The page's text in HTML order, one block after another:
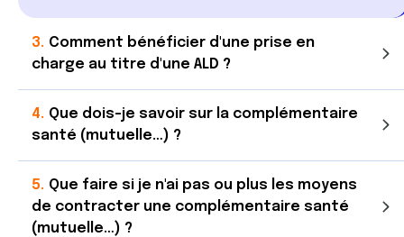
Comment bénéficier d'une prise en
charge au titre d'une ALD ?
Que dois-je savoir sur la complémentaire
santé (mutuelle…) ?
Que faire si je n'ai pas ou plus les moyens
de contracter une complémentaire santé
(mutuelle…) ?